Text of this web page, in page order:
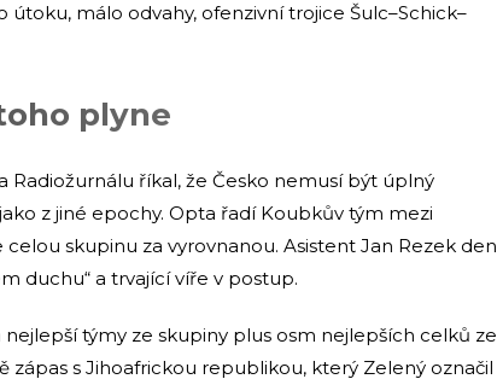
málo odvahy, ofenzivní trojice Šulc–Schick–
plyne
říkal, že Česko nemusí být úplný
z jiné epochy. Opta řadí Koubkův tým mezi
skupinu za vyrovnanou. Asistent Jan Rezek den
duchu“ a trvající víře v postup.
týmy ze skupiny plus osm nejlepších celků ze
zápas s Jihoafrickou republikou, který Zelený označil